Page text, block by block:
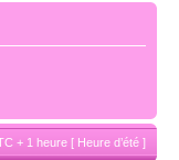
+ 1 heure [ Heure d’été ]